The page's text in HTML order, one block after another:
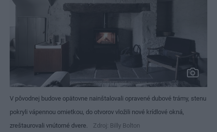
V pôvodnej budove opätovne nainštalovali opravené dubové trámy, stenu
pokryli vápennou omietkou, do otvorov vložili nové krídlové okná,
zreštaurovali vnútorné dvere.
Zdroj: Billy Bolton